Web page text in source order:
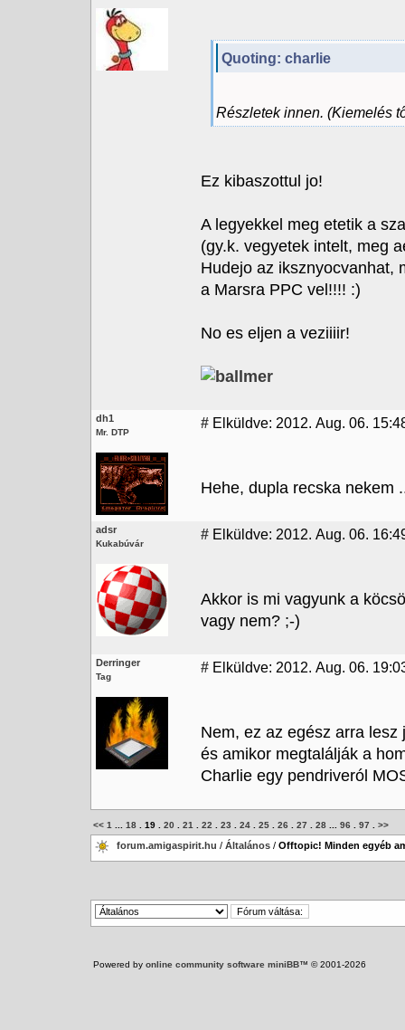
Quoting: charlie
Részletek innen. (Kiemelés
Ez kibaszottul jo!
A legyekkel meg etetik a
(gy.k. vegyetek intelt, meg
Hudejo az iksznyocvanhat,
a Marsra PPC vel!!!! :)
No es eljen a veziiiir!
dh1
Mr. DTP
# Elküldve: 2012. Aug. 06.
Hehe, dupla recska nekem
adsr
Kukabúvár
# Elküldve: 2012. Aug. 06.
Akkor is mi vagyunk a
vagy nem? ;-)
Derringer
Tag
# Elküldve: 2012. Aug. 06.
Nem, ez az egész arra
és amikor megtalálják a
Charlie egy pendriveról
<< 1 18 19 20 21 22 23 24 25 26 27 28 96 97 >>
forum.amigaspirit.hu / Általános / Offtopic! Minden egyéb
Powered by online community software miniBB™ © 2001-2026